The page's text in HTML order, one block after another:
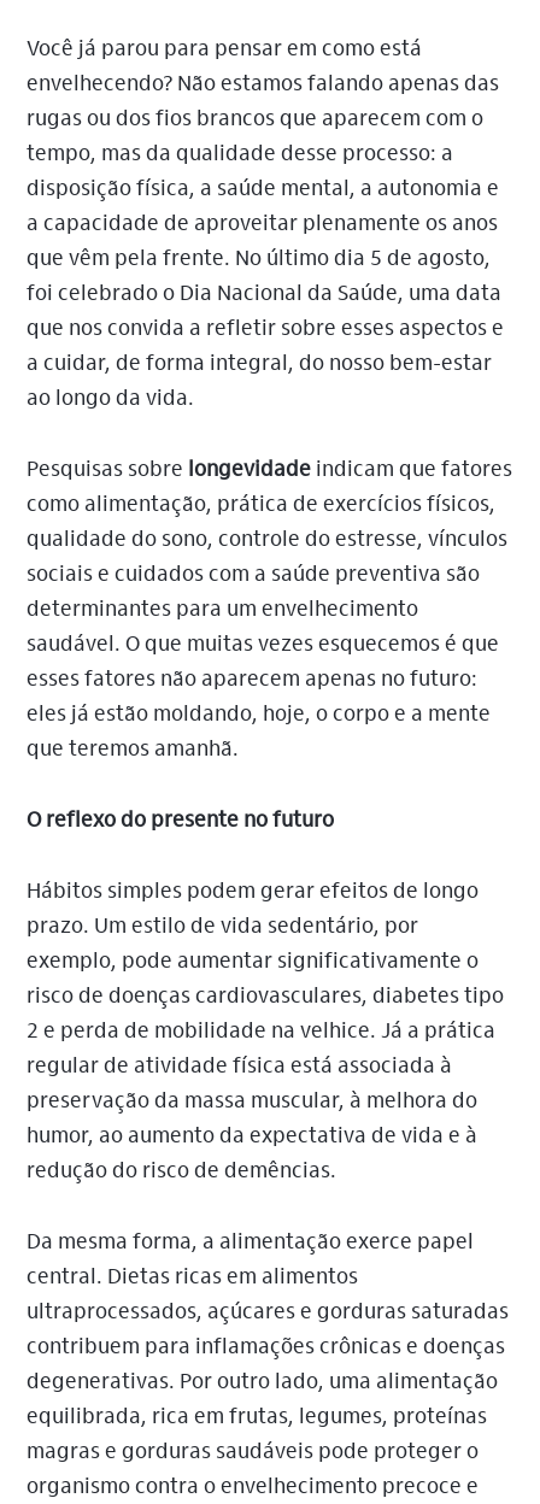
Você já parou para pensar em como está
envelhecendo? Não estamos falando apenas das
rugas ou dos fios brancos que aparecem com o
tempo, mas da qualidade desse processo: a
disposição física, a saúde mental, a autonomia e
a capacidade de aproveitar plenamente os anos
que vêm pela frente. No último dia 5 de agosto,
foi celebrado o Dia Nacional da Saúde, uma data
que nos convida a refletir sobre esses aspectos e
a cuidar, de forma integral, do nosso bem-estar
ao longo da vida.
Pesquisas sobre longevidade indicam que fatores
como alimentação, prática de exercícios físicos,
qualidade do sono, controle do estresse, vínculos
sociais e cuidados com a saúde preventiva são
determinantes para um envelhecimento
saudável. O que muitas vezes esquecemos é que
esses fatores não aparecem apenas no futuro:
eles já estão moldando, hoje, o corpo e a mente
que teremos amanhã.
O reflexo do presente no futuro
Hábitos simples podem gerar efeitos de longo
prazo. Um estilo de vida sedentário, por
exemplo, pode aumentar significativamente o
risco de doenças cardiovasculares, diabetes tipo
2 e perda de mobilidade na velhice. Já a prática
regular de atividade física está associada à
preservação da massa muscular, à melhora do
humor, ao aumento da expectativa de vida e à
redução do risco de demências.
Da mesma forma, a alimentação exerce papel
central. Dietas ricas em alimentos
ultraprocessados, açúcares e gorduras saturadas
contribuem para inflamações crônicas e doenças
degenerativas. Por outro lado, uma alimentação
equilibrada, rica em frutas, legumes, proteínas
magras e gorduras saudáveis pode proteger o
organismo contra o envelhecimento precoce e